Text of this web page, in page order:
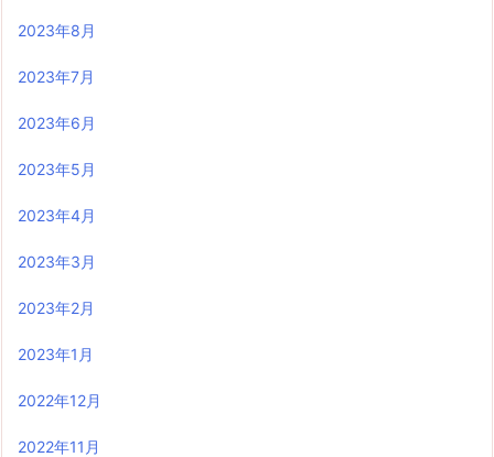
2023年8月
2023年7月
2023年6月
2023年5月
2023年4月
2023年3月
2023年2月
2023年1月
2022年12月
2022年11月